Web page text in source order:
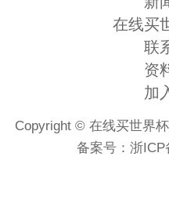
在线买
联
资
加
Copyright © 在线买世界
备案号：浙ICP